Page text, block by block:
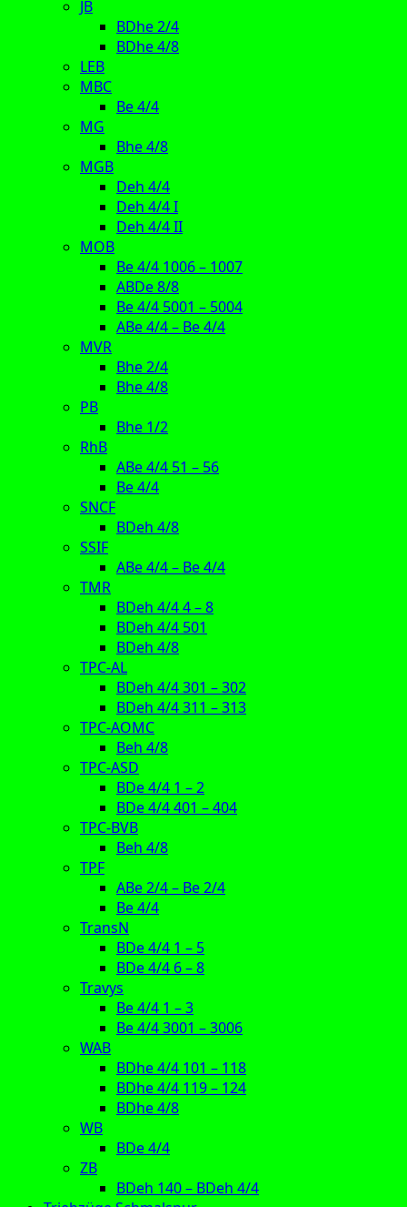
JB
BDhe 2/4
BDhe 4/8
LEB
MBC
Be 4/4
MG
Bhe 4/8
MGB
Deh 4/4
Deh 4/4 I
Deh 4/4 II
MOB
Be 4/4 1006 – 1007
ABDe 8/8
Be 4/4 5001 – 5004
ABe 4/4 – Be 4/4
MVR
Bhe 2/4
Bhe 4/8
PB
Bhe 1/2
RhB
ABe 4/4 51 – 56
Be 4/4
SNCF
BDeh 4/8
SSIF
ABe 4/4 – Be 4/4
TMR
BDeh 4/4 4 – 8
BDeh 4/4 501
BDeh 4/8
TPC-AL
BDeh 4/4 301 – 302
BDeh 4/4 311 – 313
TPC-AOMC
Beh 4/8
TPC-ASD
BDe 4/4 1 – 2
BDe 4/4 401 – 404
TPC-BVB
Beh 4/8
TPF
ABe 2/4 – Be 2/4
Be 4/4
TransN
BDe 4/4 1 – 5
BDe 4/4 6 – 8
Travys
Be 4/4 1 – 3
Be 4/4 3001 – 3006
WAB
BDhe 4/4 101 – 118
BDhe 4/4 119 – 124
BDhe 4/8
WB
BDe 4/4
ZB
BDeh 140 – BDeh 4/4